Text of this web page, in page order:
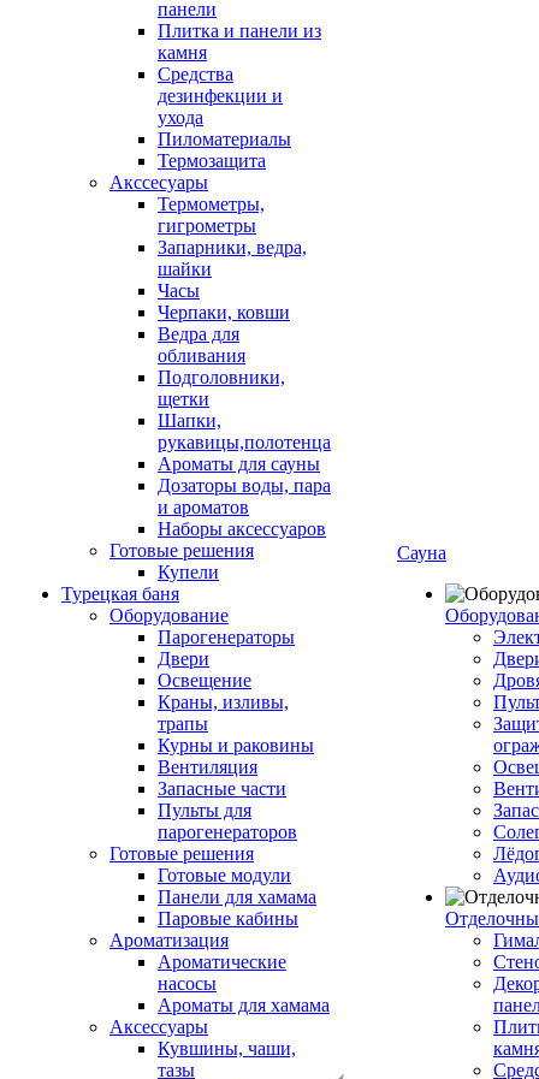
панели
Плитка и панели из
камня
Средства
дезинфекции и
ухода
Пиломатериалы
Термозащита
Аксcесуары
Термометры,
гигрометры
Запарники, ведра,
шайки
Часы
Черпаки, ковши
Ведра для
обливания
Подголовники,
щетки
Шапки,
рукавицы,полотенца
Ароматы для сауны
Дозаторы воды, пара
и ароматов
Наборы аксессуаров
Готовые решения
Купели
Турецкая баня
Оборудование
Парогенераторы
Двери
Освещение
Краны, изливы,
трапы
Курны и раковины
Вентиляция
Запасные части
Пульты для
парогенераторов
Готовые решения
Готовые модули
Панели для хамама
Паровые кабины
Ароматизация
Ароматические
насосы
Ароматы для хамама
Аксессуары
Кувшины, чаши,
тазы
Сауна